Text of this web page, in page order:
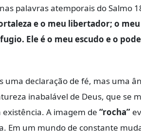
palavras atemporais do Salmo
e o meu libertador; o meu
Ele é o meu escudo e o
uma declaração de fé, mas uma
inabalável de Deus, que se
A imagem de “rocha”
Em um mundo de constante